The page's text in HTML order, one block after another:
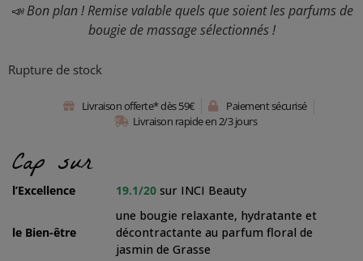
📣 Bon plan ! Remise valable quels que soient les parfums de
bougie de massage sélectionnés !
Rupture de stock
Livraison offerte* dès 59€
Paiement sécurisé
Livraison rapide en 2/3 jours
Cap sur
l’Excellence 19.1/20 sur INCI Beauty
le Bien-être
une bougie relaxante, hydratante et
décontractante au parfum floral de
jasmin de Grasse